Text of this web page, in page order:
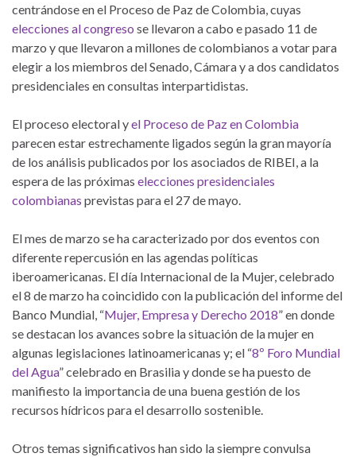
centrándose en el Proceso de Paz de Colombia, cuyas
elecciones al congreso se llevaron a cabo e pasado 11 de
marzo y que llevaron a millones de colombianos a votar para
elegir a los miembros del Senado, Cámara y a dos candidatos
presidenciales en consultas interpartidistas.
El proceso electoral yel Proceso de Paz en Colombia
parecen estar estrechamente ligados según la gran mayoría
de los análisis publicados por los asociados de RIBEI, a la
espera de las próximas elecciones presidenciales
colombianas previstas para el 27 de mayo.
El mes de marzo se ha caracterizado por dos eventos con
diferente repercusión en las agendas políticas
iberoamericanas. El día Internacional de la Mujer, celebrado
el 8 de marzo ha coincidido con la publicación del informe del
Banco Mundial, “Mujer, Empresa y Derecho 2018” en donde
se destacan los avances sobre la situación de la mujer en
algunas legislaciones latinoamericanas y; el “8º Foro Mundial
del Agua” celebrado en Brasilia y donde se ha puesto de
manifiesto la importancia de una buena gestión de los
recursos hídricos para el desarrollo sostenible.
Otros temas significativos han sido la siempre convulsa